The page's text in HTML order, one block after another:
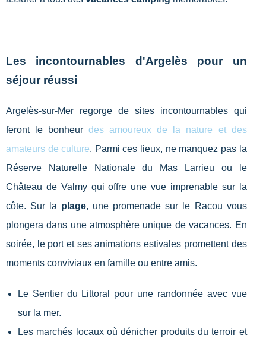
Les incontournables d'Argelès pour un
séjour réussi
Argelès-sur-Mer regorge de sites incontournables qui
feront le bonheurdes amoureux de la nature et des
amateurs de culture. Parmi ces lieux, ne manquez pas la
Réserve Naturelle Nationale du Mas Larrieu ou le
Château de Valmy qui offre une vue imprenable sur la
côte. Sur la plage, une promenade sur le Racou vous
plongera dans une atmosphère unique de vacances. En
soirée, le port et ses animations estivales promettent des
moments conviviaux en famille ou entre amis.
Le Sentier du Littoral pour une randonnée avec vue
sur la mer.
Les marchés locaux où dénicher produits du terroir et